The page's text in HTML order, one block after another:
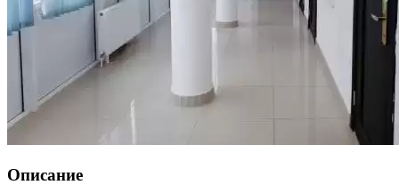
Описание